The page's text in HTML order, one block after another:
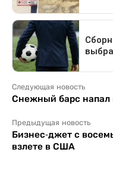
Следующая новость
Снежный барс напал
Предыдущая новость
Бизнес-джет с
взлете в США